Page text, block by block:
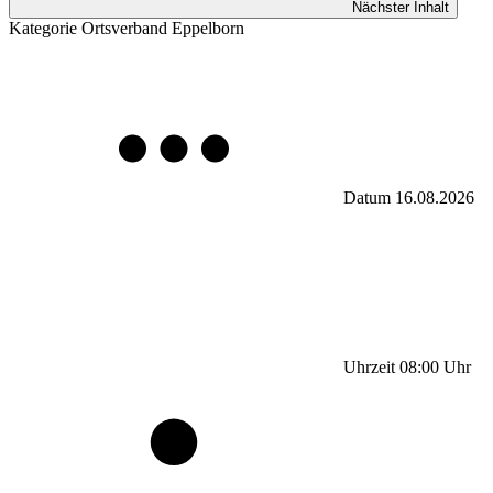
Nächster Inhalt
Kategorie Ortsverband Eppelborn
Datum 16.08.2026
Uhrzeit 08:00 Uhr